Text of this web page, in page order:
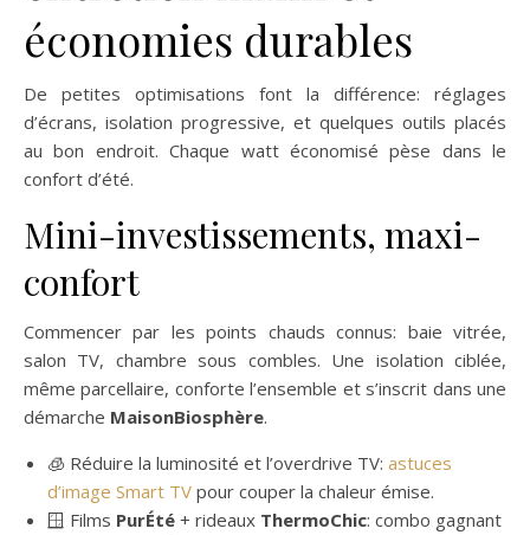
économies durables
De petites optimisations font la différence: réglages
d’écrans, isolation progressive, et quelques outils placés
au bon endroit. Chaque watt économisé pèse dans le
confort d’été.
Mini-investissements, maxi-
confort
Commencer par les points chauds connus: baie vitrée,
salon TV, chambre sous combles. Une isolation ciblée,
même parcellaire, conforte l’ensemble et s’inscrit dans une
démarche MaisonBiosphère.
🧊 Réduire la luminosité et l’overdrive TV: astuces
d’image Smart TV pour couper la chaleur émise.
🪟 Films PurÉté + rideaux ThermoChic: combo gagnant